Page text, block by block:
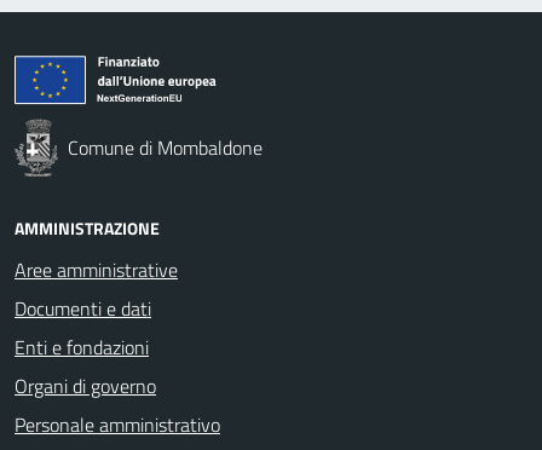
Comune di Mombaldone
AMMINISTRAZIONE
Aree amministrative
Documenti e dati
Enti e fondazioni
Organi di governo
Personale amministrativo